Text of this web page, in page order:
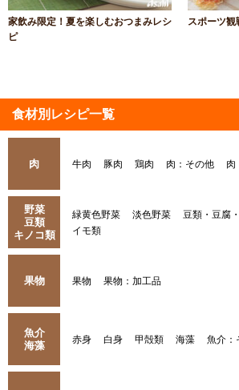
家飲み限定！夏を楽しむおつまみレシ
ピ
スポーツ観
食材別レシピ一覧
肉 牛肉 豚肉 鶏肉 肉：その他 肉
野菜
豆類
キノコ類
緑黄色野菜 淡色野菜 豆類・豆腐
イモ類
果物 果物 果物：加工品
魚介
海藻
赤身 白身 甲殻類 海藻 魚介：